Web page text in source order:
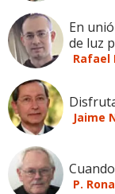
En
de luz
Rafael
Jaime
P.